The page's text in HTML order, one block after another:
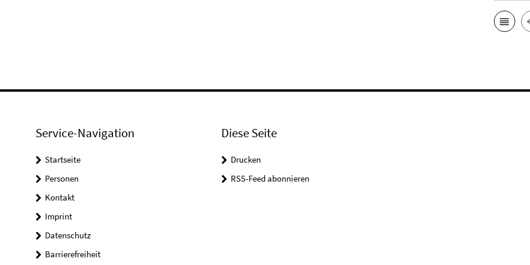
Service-Navigation
Startseite
Personen
Kontakt
Imprint
Datenschutz
Barrierefreiheit
Diese Seite
Drucken
RSS-Feed abonnieren